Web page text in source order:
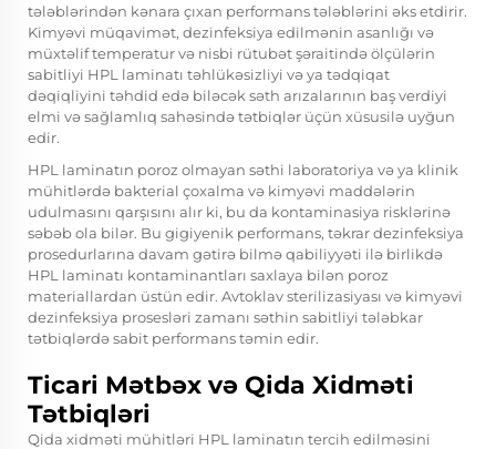
tələblərindən kənara çıxan performans tələblərini əks etdirir.
Kimyəvi müqavimət, dezinfeksiya edilmənin asanlığı və
müxtəlif temperatur və nisbi rütubət şəraitində ölçülərin
sabitliyi HPL laminatı təhlükəsizliyi və ya tədqiqat
dəqiqliyini təhdid edə biləcək səth arızalarının baş verdiyi
elmi və sağlamlıq sahəsində tətbiqlər üçün xüsusilə uyğun
edir.
HPL laminatın poroz olmayan səthi laboratoriya və ya klinik
mühitlərdə bakterial çoxalma və kimyəvi maddələrin
udulmasını qarşısını alır ki, bu da kontaminasiya risklərinə
səbəb ola bilər. Bu gigiyenik performans, təkrar dezinfeksiya
prosedurlarına davam gətirə bilmə qabiliyyəti ilə birlikdə
HPL laminatı kontaminantları saxlaya bilən poroz
materiallardan üstün edir. Avtoklav sterilizasiyası və kimyəvi
dezinfeksiya prosesləri zamanı səthin sabitliyi tələbkar
tətbiqlərdə sabit performans təmin edir.
Ticari Mətbəx və Qida Xidməti
Tətbiqləri
Qida xidməti mühitləri HPL laminatın tercih edilməsini